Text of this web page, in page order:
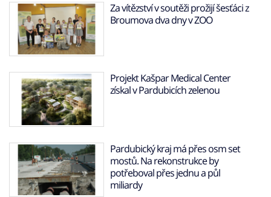
Za vítězství v soutěži prožijí šesťáci z
Broumova dva dny v ZOO
Projekt Kašpar Medical Center
získal v Pardubicích zelenou
Pardubický kraj má přes osm set
mostů. Na rekonstrukce by
potřeboval přes jednu a půl
miliardy